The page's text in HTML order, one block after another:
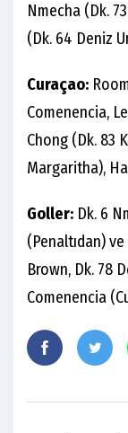
Nmecha (Dk.
(Dk. 64 Deniz
Curaçao:
Comenencia,
Chong (Dk. 83
Margaritha),
Goller: Dk. 6
(Penaltıdan)
Brown, Dk. 78
Comenencia